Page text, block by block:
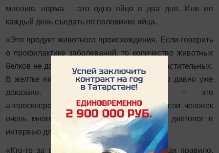
мнению, норма – это одно яйцо в два дня. Или же
каждый день съедать по половинке яйца.
«Это продукт животного происхождения. Если говорить
о профилактике заболеваний, то количество животных
белков не должно превышать количество растительных.
В желтке яиц содержится холестерин – это давно уже
доказано. Холестерин в будущем – это
атеросклеротические бляшки, инфаркты, если человек
очень много яиц съедает», – рассказала диетолог в
интервью для ИА «Татар-информ».
«Кто-то за раз три-четыре яйца съедает. Как правило,